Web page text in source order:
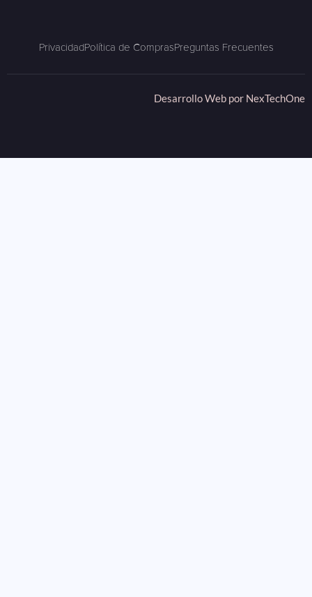
PrivacidadPolítica de ComprasPreguntas Frecuentes
Desarrollo Web por NexTechOne